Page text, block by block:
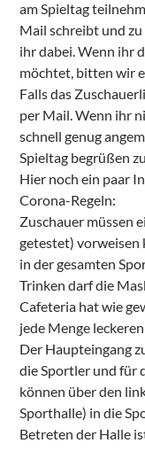
am Spieltag
Mail schreibt und
ihr dabei. Wenn ihr
möchtet, bitten wir
Falls das
per Mail. Wenn ihr
schnell genug
Spieltag begrüßen
Hier noch ein paar
Corona-Regeln:
Zuschauer müssen
getestet)
in der gesamten
Trinken darf die
Cafeteria hat wie
jede Menge
Der Haupteingang
die Sportler und für
können über den
Sporthalle) in die
Betreten der Halle